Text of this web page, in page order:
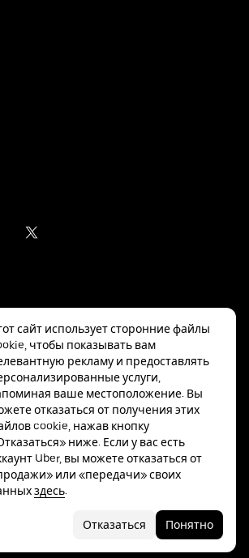
Inc.
Специальные
сайт использует сторонние файлы
чтобы показывать вам
рекламу и предоставлять
услуги,
ваше местоположение. Вы
отказаться от получения этих
cookie, нажав кнопку
ниже. Если у вас есть
Uber, вы можете отказаться от
или «передачи» своих
здесь.
Отказаться Понятно